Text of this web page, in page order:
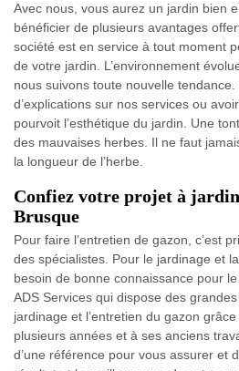
Avec nous, vous aurez un jardin bien
bénéficier de plusieurs avantages
société est en service à tout moment
de votre jardin. L’environnement
nous suivons toute nouvelle
d’explications sur nos services ou
pourvoit l’esthétique du jardin. Une
des mauvaises herbes. Il ne faut
la longueur de l’herbe.
Confiez votre projet à
Brusque
Pour faire l’entretien de gazon, c’est
des spécialistes. Pour le jardinage et
besoin de bonne connaissance pour
ADS Services qui dispose des
jardinage et l’entretien du gazon
plusieurs années et à ses anciens
d’une référence pour vous assurer et